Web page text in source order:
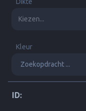
Dikte
Kleur
ID: